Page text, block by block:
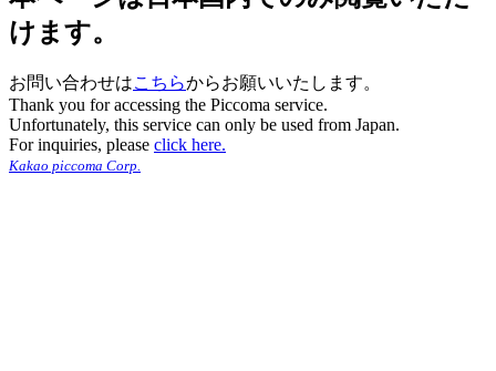
けます。
お問い合わせはこちらからお願いいたします。
Thank you for accessing the Piccoma service.
Unfortunately, this service can only be used from Japan.
For inquiries, please click here.
Kakao piccoma Corp.